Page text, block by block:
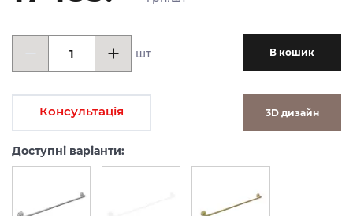
шт В кошик
Консультація 3D дизайн
Доступні варіанти: